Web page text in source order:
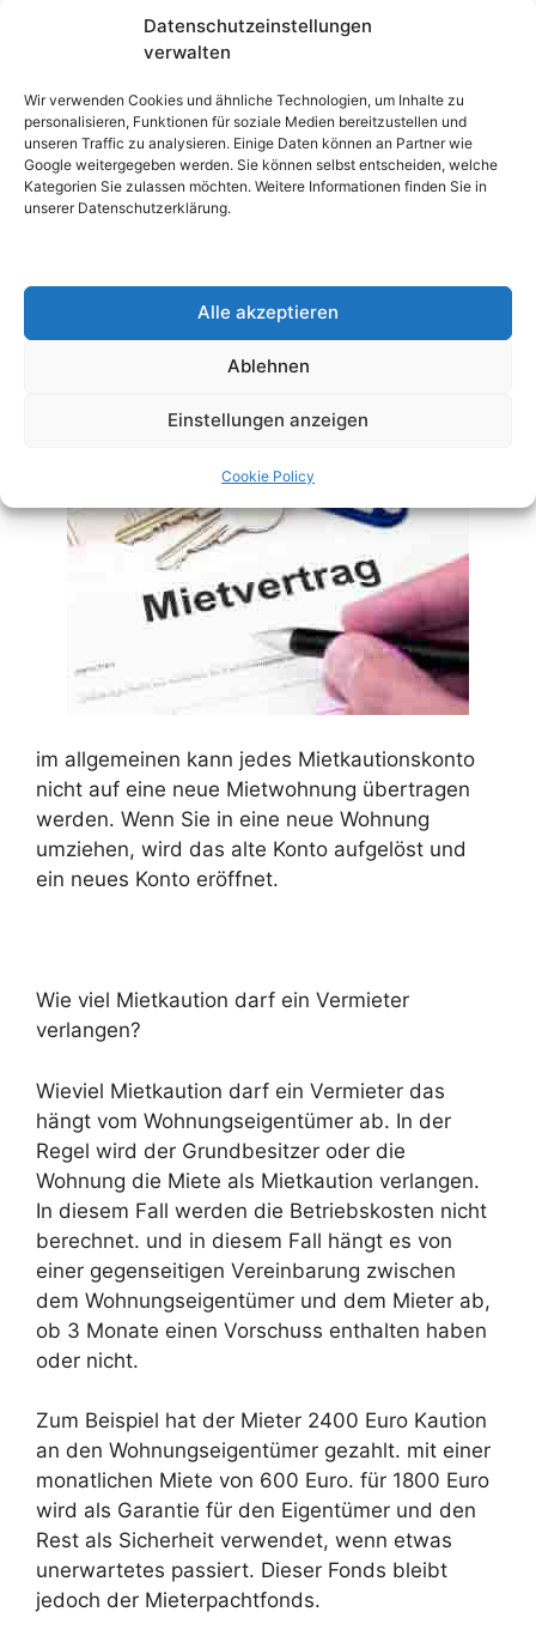
Datenschutzeinstellungen
verwalten
Wir verwenden Cookies und ähnliche Technologien, um Inhalte zu
personalisieren, Funktionen für soziale Medien bereitzustellen und
unseren Traffic zu analysieren. Einige Daten können an Partner wie
Google weitergegeben werden. Sie können selbst entscheiden, welche
Kategorien Sie zulassen möchten. Weitere Informationen finden Sie in
unserer Datenschutzerklärung.
Alle akzeptieren
Ablehnen
Einstellungen anzeigen
Cookie Policy
Aber als Mieter haben Sie auch die Möglichkeit,
Mietkautionskonto zu eröffnen. weil fast alle
anbieten.
aber der Mieter muss das Dokument bezüglich
des Mietvertrages nicht vorlegen. Der
Kautionsbetrag wird hier im Spareinlagenbuch
im allgemeinen kann jedes Mietkautionskonto
nicht auf eine neue Mietwohnung übertragen
werden. Wenn Sie in eine neue Wohnung
umziehen, wird das alte Konto aufgelöst und
ein neues Konto eröffnet.
Wie viel Mietkaution darf ein Vermieter
verlangen?
Wieviel Mietkaution darf ein Vermieter das
hängt vom Wohnungseigentümer ab. In der
Regel wird der Grundbesitzer oder die
Wohnung die Miete als Mietkaution verlangen.
In diesem Fall werden die Betriebskosten nicht
berechnet. und in diesem Fall hängt es von
einer gegenseitigen Vereinbarung zwischen
dem Wohnungseigentümer und dem Mieter ab,
ob 3 Monate einen Vorschuss enthalten haben
oder nicht.
Zum Beispiel hat der Mieter 2400 Euro Kaution
an den Wohnungseigentümer gezahlt. mit einer
monatlichen Miete von 600 Euro. für 1800 Euro
wird als Garantie für den Eigentümer und den
Rest als Sicherheit verwendet, wenn etwas
unerwartetes passiert. Dieser Fonds bleibt
jedoch der Mieterpachtfonds.